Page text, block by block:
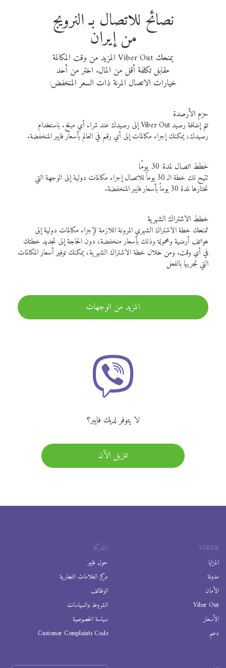
نصائح للاتصال بـ النرويج
من إيران
يمنحك Viber Out المزيد من وقت المكالمة
مقابل تكلفة أقل من المال. اختر من أحد
خيارات الاتصال المرنة ذات السعر المنخفض:
حزم الأرصدة
تتم إضافة رصيد Viber Out إلى رصيدك عند شراء أي مبلغ. باستخدام
رصيدك، يمكنك إجراء مكالمات إلى أي رقم في العالم بأسعار فايبر المنخفضة.
خطط اتصال لمدة 30 يومًا
تتيح لك خطة الـ 30 يوماً للاتصال إجراء مكالمات دولية إلى الوجهة التي
تختارها لمدة 30 يوماً بأسعار فايبر المنخفضة.
خطط الاشتراك الشهرية
تمنحك خطة الاشتراك الشهري المرونة اللازمة لإجراء مكالمات دولية إلى
هواتف أرضية ومحمولة وذلك بأسعار منخفضة، دون الحاجة إلى تجديد خطتك
في أي وقت. ومن خلال خطة الاشتراك الشهرية، يمكنك توفير أسعار المكالمات
التي تجريها بالفعل
المزيد من الوجهات
لا يتوفر لديك فايبر؟
تنزيل الآن
VIBER
المزايا
مدونة
الأمان
Viber Out
الأسعار
دعم
الشركة
حول فايبر
مركز العلامات التجارية
الوظائف
الشروط والسياسات
سياسة الخصوصية
Customer Complaints Code